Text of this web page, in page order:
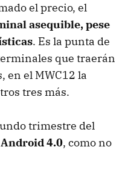
el precio, el
asequible, pese
. Es la punta de
que traerán
en el MWC12 la
tres más.
trimestre del
Android 4.0, como no